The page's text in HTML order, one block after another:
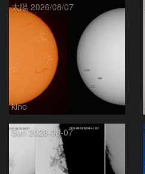
太陽 2026/08/07
kino
Sun 2026-08-07